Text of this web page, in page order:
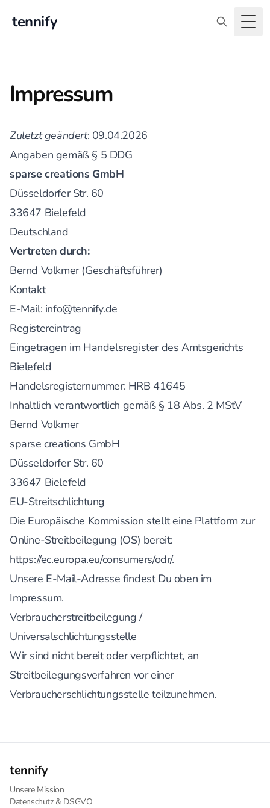
tennify
Impressum
Zuletzt geändert: 09.04.2026
Angaben gemäß § 5 DDG
sparse creations GmbH
Düsseldorfer Str. 60
33647 Bielefeld
Deutschland
Vertreten durch:
Bernd Volkmer (Geschäftsführer)
Kontakt
E-Mail: info@tennify.de
Registereintrag
Eingetragen im Handelsregister des Amtsgerichts
Bielefeld
Handelsregisternummer: HRB 41645
Inhaltlich verantwortlich gemäß § 18 Abs. 2 MStV
Bernd Volkmer
sparse creations GmbH
Düsseldorfer Str. 60
33647 Bielefeld
EU-Streitschlichtung
Die Europäische Kommission stellt eine Plattform zur
Online-Streitbeilegung (OS) bereit:
https://ec.europa.eu/consumers/odr/.
Unsere E-Mail-Adresse findest Du oben im
Impressum.
Verbraucherstreitbeilegung /
Universalschlichtungsstelle
Wir sind nicht bereit oder verpflichtet, an
Streitbeilegungsverfahren vor einer
Verbraucherschlichtungsstelle teilzunehmen.
tennify
Unsere Mission
Datenschutz & DSGVO